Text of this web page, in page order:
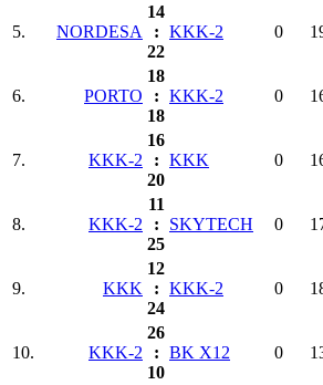
5. NORDESA
14
:
22
KKK-2 0
6. PORTO
18
:
18
KKK-2 0
7. KKK-2
16
:
20
KKK 0
8. KKK-2
11
:
25
SKYTECH 0
9. KKK
12
:
24
KKK-2 0
10. KKK-2
26
:
10
BK X12 0